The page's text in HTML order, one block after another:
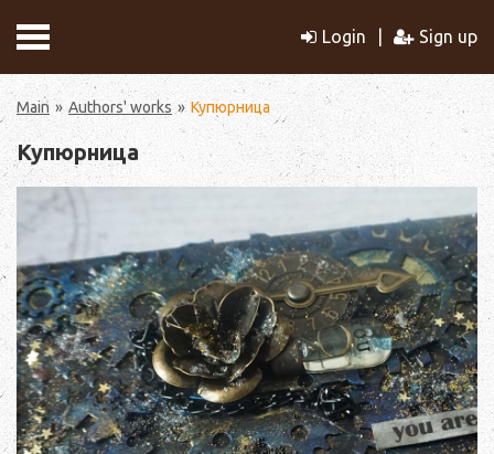
Login Sign up
Main Authors' works Купюрница
Купюрница